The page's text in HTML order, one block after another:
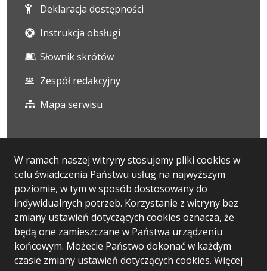
W ramach naszej witryny stosujemy pliki cookies w
celu świadczenia Państwu usług na najwyższym
poziomie, w tym w sposób dostosowany do
indywidualnych potrzeb. Korzystanie z witryny bez
zmiany ustawień dotyczących cookies oznacza, że
będą one zamieszczane w Państwa urządzeniu
końcowym. Możecie Państwo dokonać w każdym
czasie zmiany ustawień dotyczących cookies. Więcej
Deklaracja dostępności
Instrukcja obsługi
Słownik skrótów
Zespół redakcyjny
Mapa serwisu
Statystyki oglądalności
Ostatnio dodane
Polityka prywatności